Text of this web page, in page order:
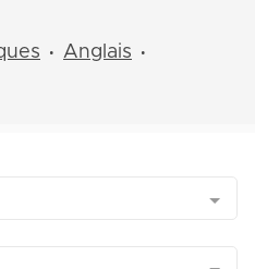
• Anglais •